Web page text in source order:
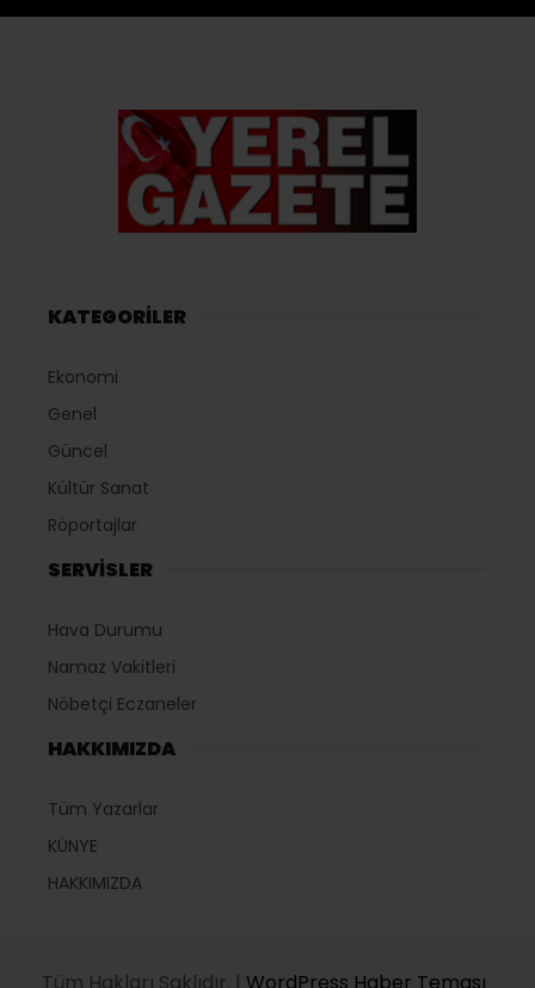
KATEGORİLER
Ekonomi
Genel
Güncel
Kültür Sanat
Röportajlar
SERVİSLER
Hava Durumu
Namaz Vakitleri
Nöbetçi Eczaneler
HAKKIMIZDA
Tüm Yazarlar
KÜNYE
HAKKIMIZDA
Tüm Hakları Saklıdır. | WordPress Haber Teması